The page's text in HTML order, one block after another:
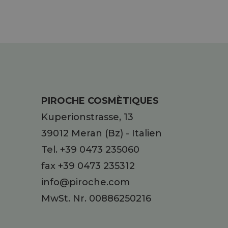
PIROCHE COSMÈTIQUES
Kuperionstrasse, 13
39012 Meran (Bz) - Italien
Tel. +39 0473 235060
fax +39 0473 235312
info@piroche.com
MwSt. Nr. 00886250216